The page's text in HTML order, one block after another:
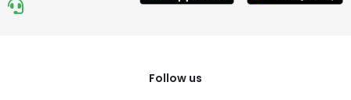
Follow us